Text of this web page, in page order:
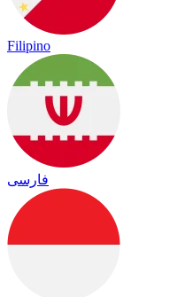
Filipino
فارسی